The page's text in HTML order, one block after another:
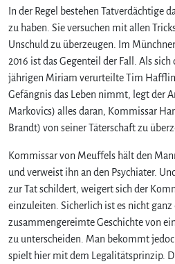
In der Regel bestehen Tatverdächtige
zu haben. Sie versuchen mit allen
Unschuld zu überzeugen. Im
2016 ist das Gegenteil der Fall. Als sich
jährigen Miriam verurteilte Tim
Gefängnis das Leben nimmt, legt der
Markovics) alles daran, Kommissar
Brandt) von seiner Täterschaft zu
Kommissar von Meuffels hält den
und verweist ihn an den Psychiater.
zur Tat schildert, weigert sich der
einzuleiten. Sicherlich ist es nicht
zusammengereimte Geschichte von
zu unterscheiden. Man bekommt
spielt hier mit dem Legalitätsprinzip.